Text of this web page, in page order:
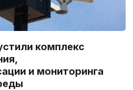
комплекс
и мониторинга